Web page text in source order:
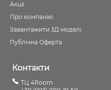
Акції
Про компанію
Завантажити 3Д моделі
Публічна Оферта
Контакти
ТЦ 4Room